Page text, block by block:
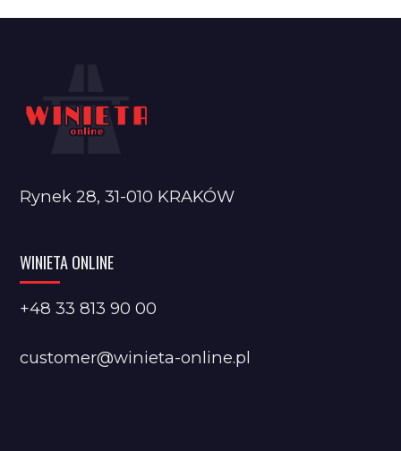
Rynek 28, 31-010 KRAKÓW
WINIETA ONLINE
+48 33 813 90 00
customer@winieta-online.pl